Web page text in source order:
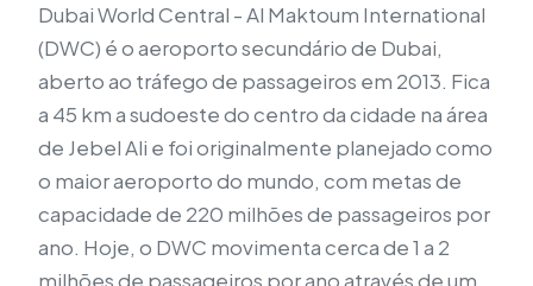
Dubai World Central - Al Maktoum International
(DWC) é o aeroporto secundário de Dubai,
aberto ao tráfego de passageiros em 2013. Fica
a 45 km a sudoeste do centro da cidade na área
de Jebel Ali e foi originalmente planejado como
o maior aeroporto do mundo, com metas de
capacidade de 220 milhões de passageiros por
ano. Hoje, o DWC movimenta cerca de 1 a 2
milhões de passageiros por ano através de um